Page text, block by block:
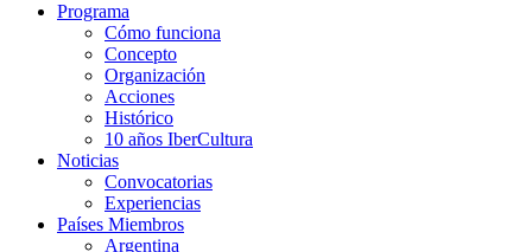
Programa
Cómo funciona
Concepto
Organización
Acciones
Histórico
10 años IberCultura
Noticias
Convocatorias
Experiencias
Países Miembros
Argentina